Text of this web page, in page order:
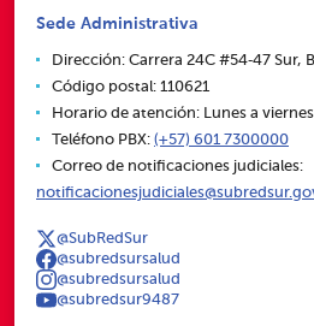
Sede Administrativa
Dirección: Carrera 24C #54‑47 Sur,
Código postal: 110621
Horario de atención: Lunes a
Teléfono PBX: (+57) 601 7300000
Correo de notificaciones judiciales:
@SubRedSur
@subredsursalud
@subredsursalud
@subredsur9487